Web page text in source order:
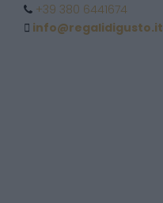
+39 380 6441674
info@regalidigusto.it